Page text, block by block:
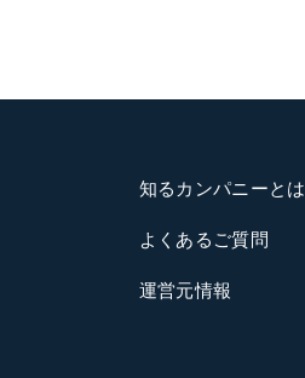
知るカンパニーとは
よくあるご質問
運営元情報